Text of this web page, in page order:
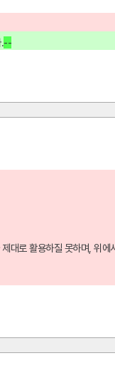
--
로 활용하질 못하며, 위에